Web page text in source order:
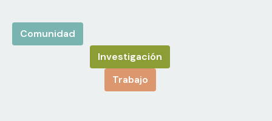
Comunidad
Investigación
Trabajo